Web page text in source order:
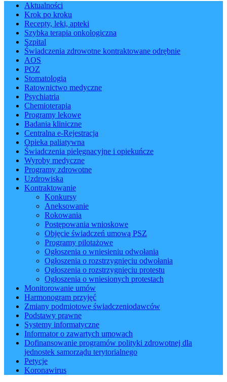
Aktualności
Krok po kroku
Recepty, leki, apteki
Szybka terapia onkologiczna
Szpital
Świadczenia zdrowotne kontraktowane odrębnie
AOS
POZ
Stomatologia
Ratownictwo medyczne
Psychiatria
Chemioterapia
Programy lekowe
Badania kliniczne
Centralna e-Rejestracja
Opieka paliatywna
Świadczenia pielęgnacyjne i opiekuńcze
Wyroby medyczne
Programy zdrowotne
Uzdrowiska
Kontraktowanie
Konkursy
Aneksowanie
Rokowania
Postępowania wnioskowe
Objęcie świadczeń umową PSZ
Programy pilotażowe
Ogłoszenia o wniesieniu odwołania
Ogłoszenia o rozstrzygnięciu odwołania
Ogłoszenia o rozstrzygnięciu protestu
Ogłoszenia o wniesionych protestach
Monitorowanie umów
Harmonogram przyjęć
Zmiany podmiotowe świadczeniodawców
Podstawy prawne
Systemy informatyczne
Informator o zawartych umowach
Dofinansowanie programów polityki zdrowotnej dla
jednostek samorządu terytorialnego
Petycje
Koronawirus